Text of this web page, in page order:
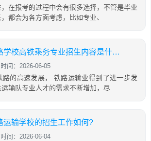
在报考的过程中会有很多选择，不管是毕业
都会为各方面考虑，比如专业、
2026年贵阳铁路学校高铁乘务专业招生内容是什么?
间：2026-06-05
路的高速发展， 铁路运输业得到了进一步发
输队专业人才的需求不断增加，尽
运输学校的招生工作如何?
间：2026-06-04